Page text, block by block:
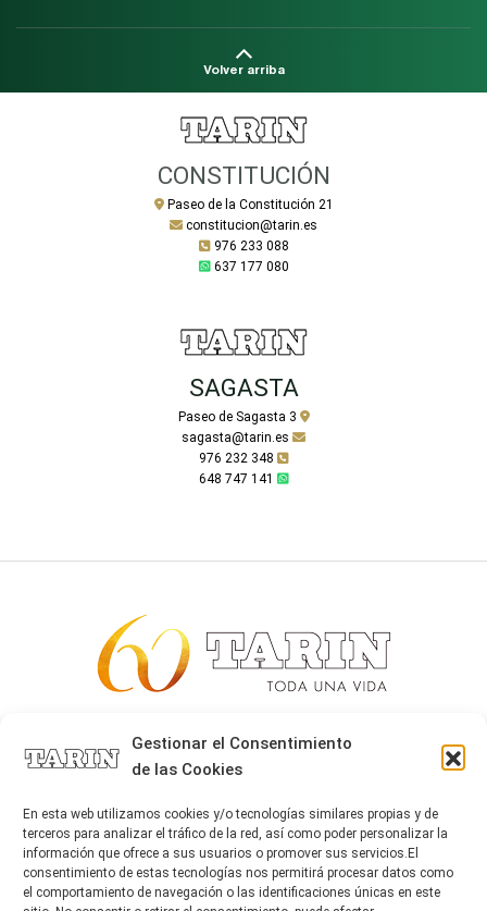
Gestionar el Consentimiento
de las Cookies
En esta web utilizamos cookies y/o tecnologías similares propias y de
terceros para analizar el tráfico de la red, así como poder personalizar la
información que ofrece a sus usuarios o promover sus servicios.El
consentimiento de estas tecnologías nos permitirá procesar datos como
el comportamiento de navegación o las identificaciones únicas en este
Volver arriba
CONSTITUCIÓN
Paseo de la Constitución 21
constitucion@tarin.es
976 233 088
637 177 080
SAGASTA
Paseo de Sagasta 3
sagasta@tarin.es
976 232 348
648 747 141
Alta joyería desde 1963
Tarín Magazine
Contacto